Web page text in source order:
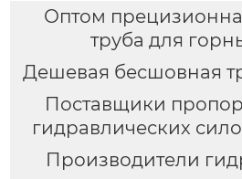
Оптом
труба для
Дешевая бесшовная
Поставщики
гидравлических
Производители